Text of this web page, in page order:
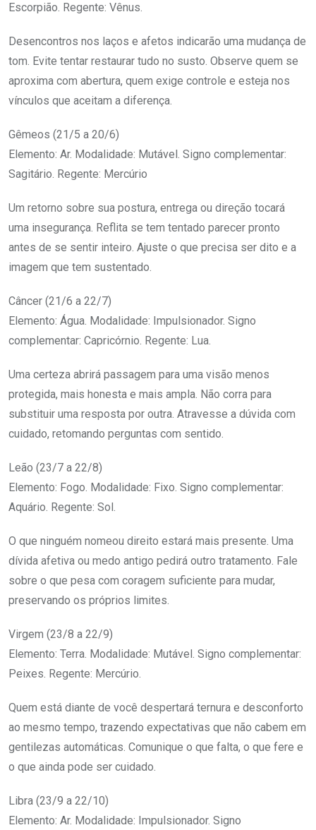
Escorpião. Regente: Vênus.
Desencontros nos laços e afetos indicarão uma mudança de
tom. Evite tentar restaurar tudo no susto. Observe quem se
aproxima com abertura, quem exige controle e esteja nos
vínculos que aceitam a diferença.
Gêmeos (21/5 a 20/6)
Elemento: Ar. Modalidade: Mutável. Signo complementar:
Sagitário. Regente: Mercúrio
Um retorno sobre sua postura, entrega ou direção tocará
uma insegurança. Reflita se tem tentado parecer pronto
antes de se sentir inteiro. Ajuste o que precisa ser dito e a
imagem que tem sustentado.
Câncer (21/6 a 22/7)
Elemento: Água. Modalidade: Impulsionador. Signo
complementar: Capricórnio. Regente: Lua.
Uma certeza abrirá passagem para uma visão menos
protegida, mais honesta e mais ampla. Não corra para
substituir uma resposta por outra. Atravesse a dúvida com
cuidado, retomando perguntas com sentido.
Leão (23/7 a 22/8)
Elemento: Fogo. Modalidade: Fixo. Signo complementar:
Aquário. Regente: Sol.
O que ninguém nomeou direito estará mais presente. Uma
dívida afetiva ou medo antigo pedirá outro tratamento. Fale
sobre o que pesa com coragem suficiente para mudar,
preservando os próprios limites.
Virgem (23/8 a 22/9)
Elemento: Terra. Modalidade: Mutável. Signo complementar:
Peixes. Regente: Mercúrio.
Quem está diante de você despertará ternura e desconforto
ao mesmo tempo, trazendo expectativas que não cabem em
gentilezas automáticas. Comunique o que falta, o que fere e
o que ainda pode ser cuidado.
Libra (23/9 a 22/10)
Elemento: Ar. Modalidade: Impulsionador. Signo